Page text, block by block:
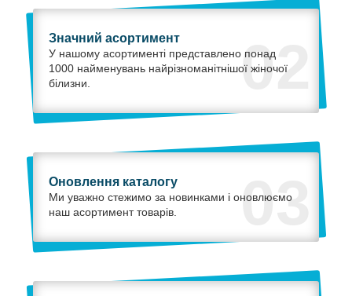
02
Значний асортимент
У нашому асортименті представлено понад
1000 найменувань найрізноманітнішої жіночої
білизни.
03
Оновлення каталогу
Ми уважно стежимо за новинками і оновлюємо
наш асортимент товарів.